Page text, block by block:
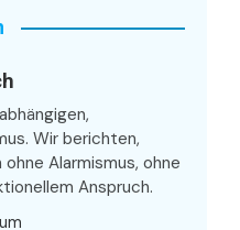
Wir berichten,
Alarmismus, ohne
Anspruch.